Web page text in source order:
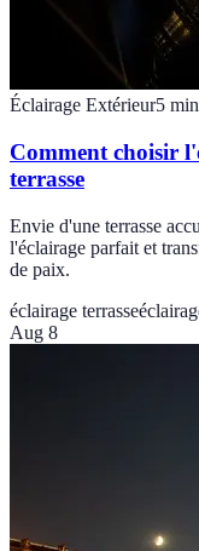
Éclairage Extérieur5 min
Comment choisir
terrasse
Envie d'une terrasse
l'éclairage parfait et
de paix.
éclairage terrasse
Aug 8